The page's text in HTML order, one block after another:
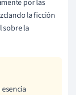
por las
la ficción
sobre la